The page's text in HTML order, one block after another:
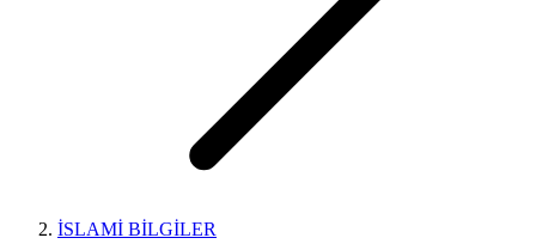
İSLAMİ BİLGİLER